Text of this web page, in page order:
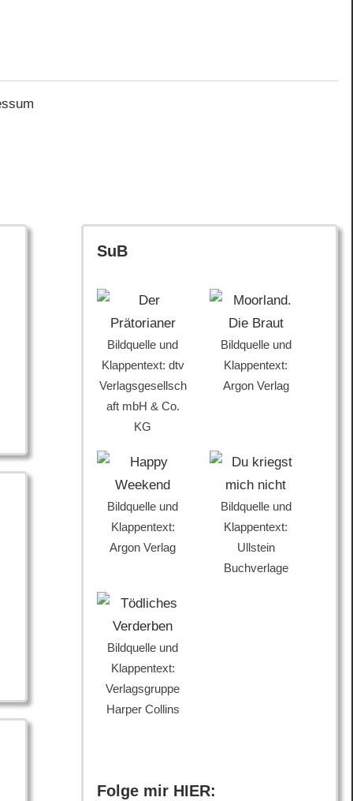
SuB
Bildquelle und
Klappentext: dtv
Verlagsgesellsch
aft mbH & Co.
KG
Bildquelle und
Klappentext:
Argon Verlag
Bildquelle und
Klappentext:
Argon Verlag
Bildquelle und
Klappentext:
Ullstein
Buchverlage
Bildquelle und
Klappentext:
Verlagsgruppe
Harper Collins
Folge mir HIER: